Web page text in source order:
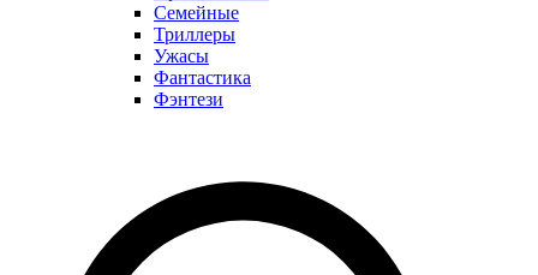
Семейные
Триллеры
Ужасы
Фантастика
Фэнтези